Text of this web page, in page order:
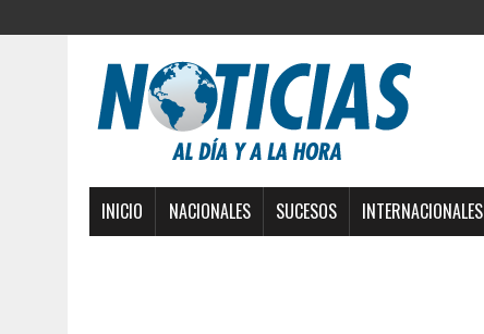
INICIO NACIONALES SUCESOS INTERNACIONALES